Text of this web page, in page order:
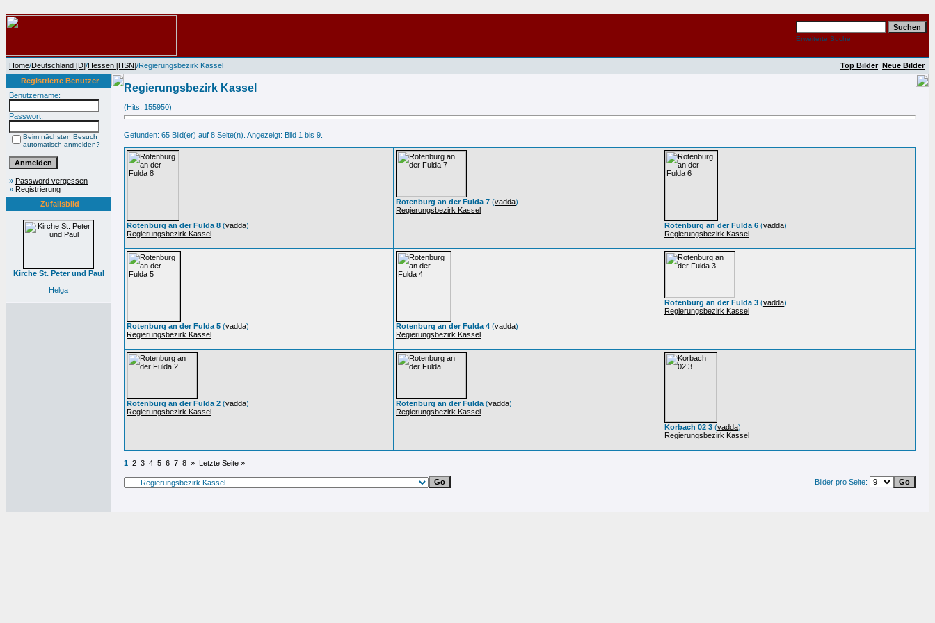
Erweiterte Suche
Home/Deutschland [D]/Hessen [HSN]/Regierungsbezirk Kassel Top Bilder Neue Bilder
Registrierte Benutzer
Benutzername:
Passwort:
Beim nächsten Besuch
automatisch anmelden?
» Password vergessen
» Registrierung
Zufallsbild
Kirche St. Peter und Paul
Helga
Regierungsbezirk Kassel
(Hits: 155950)
Gefunden: 65 Bild(er) auf 8 Seite(n). Angezeigt: Bild 1 bis 9.
Rotenburg an der Fulda 8 (vadda)
Regierungsbezirk Kassel
Rotenburg an der Fulda 7 (vadda)
Regierungsbezirk Kassel
Rotenburg an der Fulda 6 (vadda)
Regierungsbezirk Kassel
Rotenburg an der Fulda 5 (vadda)
Regierungsbezirk Kassel
Rotenburg an der Fulda 4 (vadda)
Regierungsbezirk Kassel
Rotenburg an der Fulda 3 (vadda)
Regierungsbezirk Kassel
Rotenburg an der Fulda 2 (vadda)
Regierungsbezirk Kassel
Rotenburg an der Fulda (vadda)
Regierungsbezirk Kassel
Korbach 02 3 (vadda)
Regierungsbezirk Kassel
1 2 3 4 5 6 7 8 » Letzte Seite »
Bilder pro Seite: